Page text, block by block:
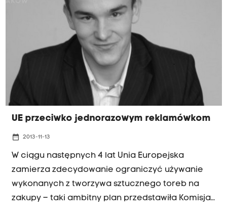
UE przeciwko jednorazowym reklamówkom
date_range 2013-11-13
W ciągu następnych 4 lat Unia Europejska
zamierza zdecydowanie ograniczyć używanie
wykonanych z tworzywa sztucznego toreb na
zakupy – taki ambitny plan przedstawiła Komisja